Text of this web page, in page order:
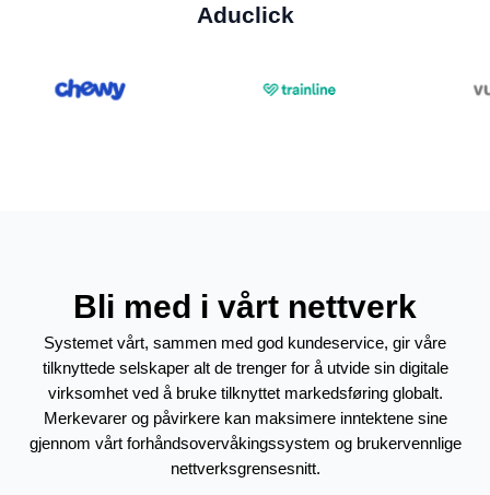
Aduclick
Bli med i vårt nettverk
Systemet vårt, sammen med god kundeservice, gir våre
tilknyttede selskaper alt de trenger for å utvide sin digitale
virksomhet ved å bruke tilknyttet markedsføring globalt.
Merkevarer og påvirkere kan maksimere inntektene sine
gjennom vårt forhåndsovervåkingssystem og brukervennlige
nettverksgrensesnitt.